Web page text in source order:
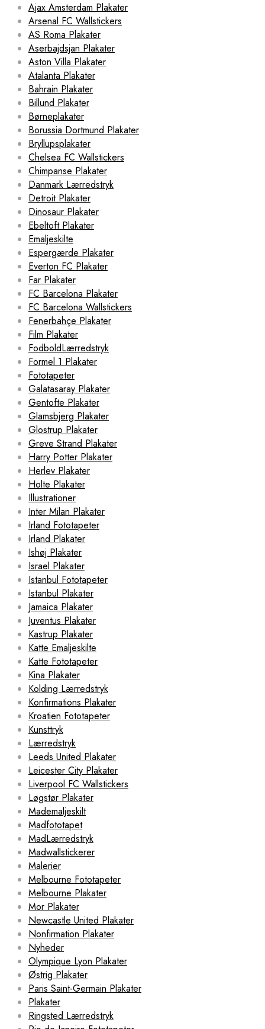
Ajax Amsterdam Plakater
Arsenal FC Wallstickers
AS Roma Plakater
Aserbajdsjan Plakater
Aston Villa Plakater
Atalanta Plakater
Bahrain Plakater
Billund Plakater
Børneplakater
Borussia Dortmund Plakater
Bryllupsplakater
Chelsea FC Wallstickers
Chimpanse Plakater
Danmark Lærredstryk
Detroit Plakater
Dinosaur Plakater
Ebeltoft Plakater
Emaljeskilte
Espergærde Plakater
Everton FC Plakater
Far Plakater
FC Barcelona Plakater
FC Barcelona Wallstickers
Fenerbahçe Plakater
Film Plakater
FodboldLærredstryk
Formel 1 Plakater
Fototapeter
Galatasaray Plakater
Gentofte Plakater
Glamsbjerg Plakater
Glostrup Plakater
Greve Strand Plakater
Harry Potter Plakater
Herlev Plakater
Holte Plakater
Illustrationer
Inter Milan Plakater
Irland Fototapeter
Irland Plakater
Ishøj Plakater
Israel Plakater
Istanbul Fototapeter
Istanbul Plakater
Jamaica Plakater
Juventus Plakater
Kastrup Plakater
Katte Emaljeskilte
Katte Fototapeter
Kina Plakater
Kolding Lærredstryk
Konfirmations Plakater
Kroatien Fototapeter
Kunsttryk
Lærredstryk
Leeds United Plakater
Leicester City Plakater
Liverpool FC Wallstickers
Løgstør Plakater
Mademaljeskilt
Madfototapet
MadLærredstryk
Madwallstickerer
Malerier
Melbourne Fototapeter
Melbourne Plakater
Mor Plakater
Newcastle United Plakater
Nonfirmation Plakater
Nyheder
Olympique Lyon Plakater
Østrig Plakater
Paris Saint-Germain Plakater
Plakater
Ringsted Lærredstryk